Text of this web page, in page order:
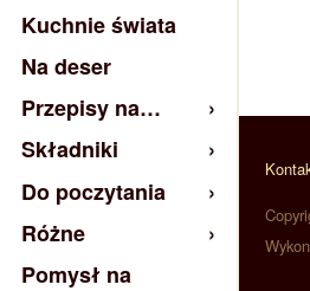
Kuchnie świata
Na deser
Przepisy na…
Składniki
Do poczytania
Różne
Pomysł na